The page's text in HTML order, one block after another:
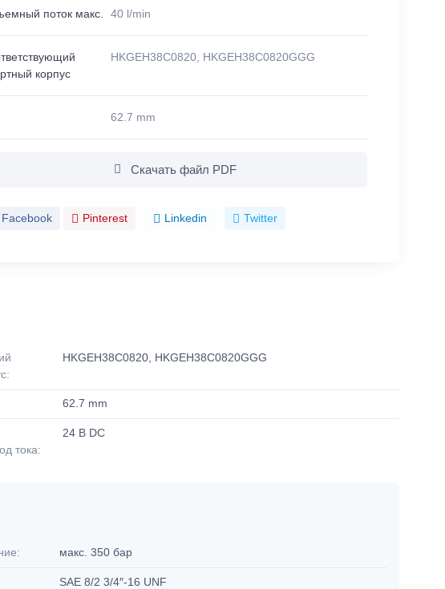
поток макс. 40 l/min
корпус
HKGEH38C0820, HKGEH38C0820GGG
62.7 mm
Скачать файл PDF
Facebook Pinterest Linkedin Twitter
HKGEH38C0820, HKGEH38C0820GGG
62.7 mm
тока:
24 В DC
макс. 350 бар
SAE 8/2 3/4″-16 UNF